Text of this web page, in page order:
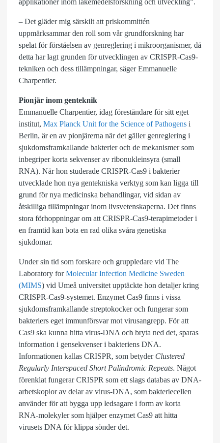
applikationer inom läkemedelsforskning och utveckling”.
– Det gläder mig särskilt att priskommittén
uppmärksammar den roll som vår grundforskning har
spelat för förståelsen av genreglering i mikroorganismer, då
detta har lagt grunden för utvecklingen av CRISPR-Cas9-
tekniken och dess tillämpningar, säger Emmanuelle
Charpentier.
Pionjär inom genteknik
Emmanuelle Charpentier, idag föreståndare för sitt eget
institut, Max Planck Unit for the Science of Pathogens i
Berlin, är en av pionjärerna när det gäller genreglering i
sjukdomsframkallande bakterier och de mekanismer som
inbegriper korta sekvenser av ribonukleinsyra (small
RNA). När hon studerade CRISPR-Cas9 i bakterier
utvecklade hon nya gentekniska verktyg som kan ligga till
grund för nya medicinska behandlingar, vid sidan av
åtskilliga tillämpningar inom livsvetenskaperna. Det finns
stora förhoppningar om att CRISPR-Cas9-terapimetoder i
en framtid kan bota en rad olika svåra genetiska
sjukdomar.
Under sin tid som forskare och gruppledare vid The
Laboratory forMolecular Infection Medicine Sweden
(MIMS) vid Umeå universitet upptäckte hon detaljer kring
CRISPR-Cas9-systemet. Enzymet Cas9 finns i vissa
sjukdomsframkallande streptokocker och fungerar som
bakteriers eget immunförsvar mot virusangrepp. För att
Cas9 ska kunna hitta virus-DNA och bryta ned det, sparas
information i gensekvenser i bakteriens DNA.
Informationen kallas CRISPR, som betyder Clustered
Regularly Interspaced Short Palindromic Repeats. Något
förenklat fungerar CRISPR som ett slags databas av DNA-
arbetskopior av delar av virus-DNA, som bakteriecellen
använder för att bygga upp ledsagare i form av korta
RNA-molekyler som hjälper enzymet Cas9 att hitta
virusets DNA för klippa sönder det.